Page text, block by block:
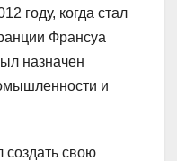
году, когда стал
Франсуа
назначен
и
создать свою